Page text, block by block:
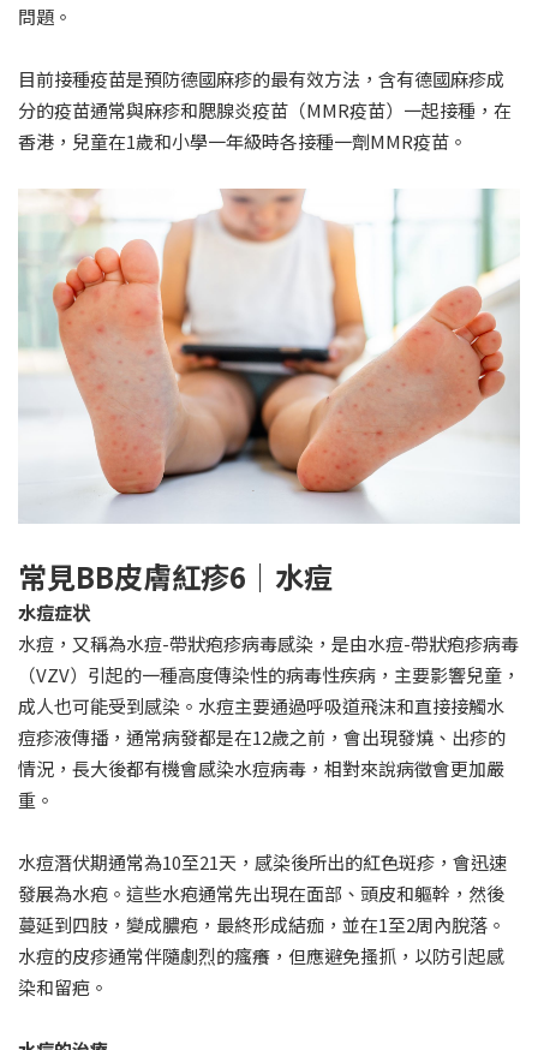
問題。
目前接種疫苗是預防德國麻疹的最有效方法，含有德國麻疹成
分的疫苗通常與麻疹和腮腺炎疫苗（MMR疫苗）一起接種，在
香港，兒童在1歲和小學一年級時各接種一劑MMR疫苗。
常見BB皮膚紅疹6｜水痘
水痘症状
水痘，又稱為水痘-帶狀疱疹病毒感染，是由水痘-帶狀疱疹病毒
（VZV）引起的一種高度傳染性的病毒性疾病，主要影響兒童，
成人也可能受到感染。水痘主要通過呼吸道飛沫和直接接觸水
痘疹液傳播，通常病發都是在12歲之前，會出現發燒、出疹的
情況，長大後都有機會感染水痘病毒，相對來說病徵會更加嚴
重。
水痘潛伏期通常為10至21天，感染後所出的紅色斑疹，會迅速
發展為水疱。這些水疱通常先出現在面部、頭皮和軀幹，然後
蔓延到四肢，變成膿疱，最終形成結痂，並在1至2周內脫落。
水痘的皮疹通常伴隨劇烈的瘙癢，但應避免搔抓，以防引起感
染和留疤。